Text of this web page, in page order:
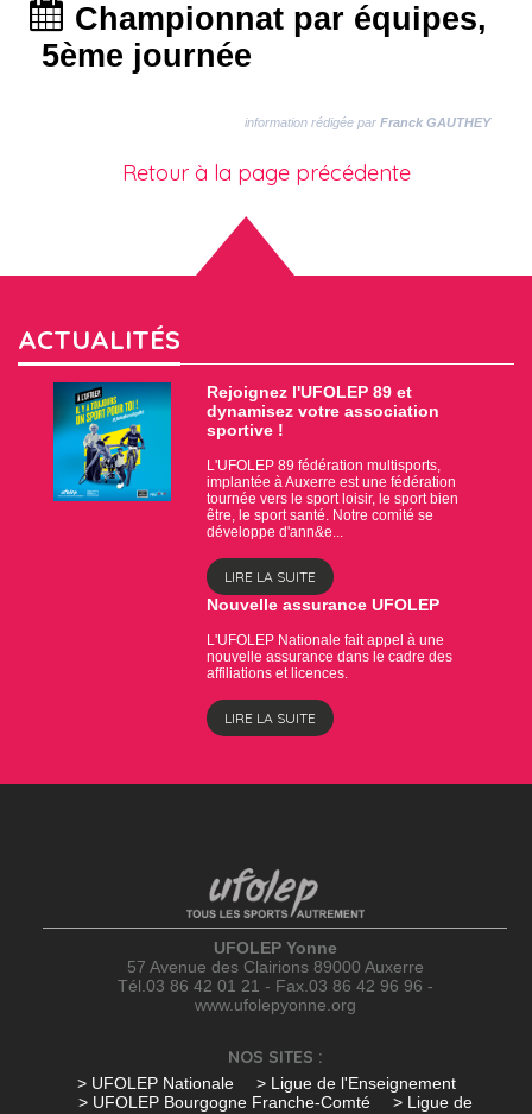
Championnat par équipes,
5ème journée
information rédigée par Franck GAUTHEY
Retour à la page précédente
ACTUALITÉS
Rejoignez l'UFOLEP 89 et
dynamisez votre association
sportive !
L'UFOLEP 89 fédération multisports,
implantée à Auxerre est une fédération
tournée vers le sport loisir, le sport bien
être, le sport santé. Notre comité se
développe d'ann&e...
LIRE LA SUITE
Nouvelle assurance UFOLEP
L'UFOLEP Nationale fait appel à une
nouvelle assurance dans le cadre des
affiliations et licences.
LIRE LA SUITE
UFOLEP Yonne
57 Avenue des Clairions 89000 Auxerre
Tél.03 86 42 01 21 - Fax.03 86 42 96 96 -
www.ufolepyonne.org
NOS SITES :
> UFOLEP Nationale
> Ligue de l'Enseignement
> UFOLEP Bourgogne Franche-Comté
> Ligue de